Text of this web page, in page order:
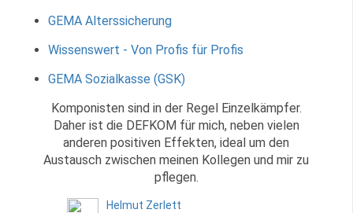
GEMA Alterssicherung
Wissenswert - Von Profis für Profis
GEMA Sozialkasse (GSK)
Komponisten sind in der Regel Einzelkämpfer.
Daher ist die DEFKOM für mich, neben vielen
anderen positiven Effekten, ideal um den
Austausch zwischen meinen Kollegen und mir zu
pflegen.
Helmut Zerlett